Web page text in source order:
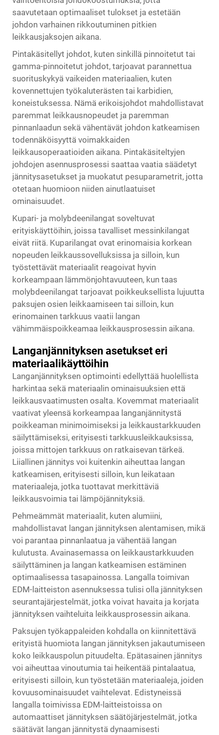
saavutetaan optimaaliset tulokset ja estetään
johdon varhainen rikkoutuminen pitkien
leikkausjaksojen aikana.
Pintakäsitellyt johdot, kuten sinkillä pinnoitetut tai
gamma-pinnoitetut johdot, tarjoavat parannettua
suorituskykyä vaikeiden materiaalien, kuten
kovennettujen työkaluterästen tai karbidien,
koneistuksessa. Nämä erikoisjohdot mahdollistavat
paremmat leikkausnopeudet ja paremman
pinnanlaadun sekä vähentävät johdon katkeamisen
todennäköisyyttä voimakkaiden
leikkausoperaatioiden aikana. Pintakäsiteltyjen
johdojen asennusprosessi saattaa vaatia säädetyt
jännitysasetukset ja muokatut pesuparametrit, jotta
otetaan huomioon niiden ainutlaatuiset
ominaisuudet.
Kupari- ja molybdeenilangat soveltuvat
erityiskäyttöihin, joissa tavalliset messinkilangat
eivät riitä. Kuparilangat ovat erinomaisia korkean
nopeuden leikkaussovelluksissa ja silloin, kun
työstettävät materiaalit reagoivat hyvin
korkeampaan lämmönjohtavuuteen, kun taas
molybdeenilangat tarjoavat poikkeuksellista lujuutta
paksujen osien leikkaamiseen tai silloin, kun
erinomainen tarkkuus vaatii langan
vähimmäispoikkeamaa leikkausprosessin aikana.
Langanjännityksen asetukset eri
materiaalikäyttöihin
Langanjännityksen optimointi edellyttää huolellista
harkintaa sekä materiaalin ominaisuuksien että
leikkausvaatimusten osalta. Kovemmat materiaalit
vaativat yleensä korkeampaa langanjännitystä
poikkeaman minimoimiseksi ja leikkaustarkkuuden
säilyttämiseksi, erityisesti tarkkuusleikkauksissa,
joissa mittojen tarkkuus on ratkaisevan tärkeä.
Liiallinen jännitys voi kuitenkin aiheuttaa langan
katkeamisen, erityisesti silloin, kun leikataan
materiaaleja, jotka tuottavat merkittäviä
leikkausvoimia tai lämpöjännityksiä.
Pehmeämmät materiaalit, kuten alumiini,
mahdollistavat langan jännityksen alentamisen, mikä
voi parantaa pinnanlaatua ja vähentää langan
kulutusta. Avainasemassa on leikkaustarkkuuden
säilyttäminen ja langan katkeamisen estäminen
optimaalisessa tasapainossa. Langalla toimivan
EDM-laitteiston asennuksessa tulisi olla jännityksen
seurantajärjestelmät, jotka voivat havaita ja korjata
jännityksen vaihteluita leikkausprosessin aikana.
Paksujen työkappaleiden kohdalla on kiinnitettävä
erityistä huomiota langan jännityksen jakautumiseen
koko leikkauspolun pituudelta. Epätasainen jännitys
voi aiheuttaa vinoutumia tai heikentää pintalaatua,
erityisesti silloin, kun työstetään materiaaleja, joiden
kovuusominaisuudet vaihtelevat. Edistyneissä
langalla toimivissa EDM-laitteistoissa on
automaattiset jännityksen säätöjärjestelmät, jotka
säätävät langan jännitystä dynaamisesti